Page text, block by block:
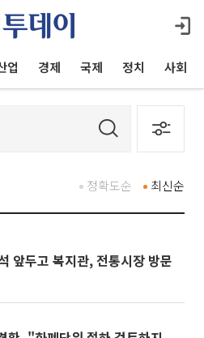
업 경제 국제 정치 사회
최신순
정확도순
앞두고 복지관, 전통시장 방문